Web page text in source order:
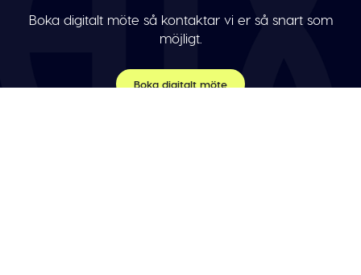
Boka digitalt möte så kontaktar vi er så snart som
möjligt.
Boka digitalt möte